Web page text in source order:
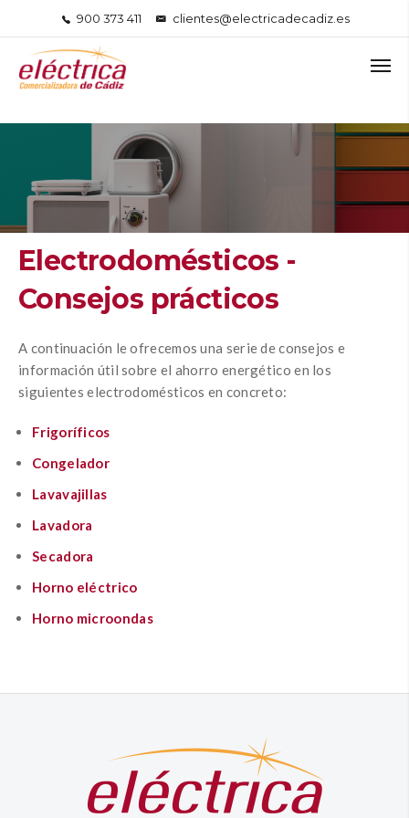
900 373 411 clientes@electricadecadiz.es
Electrodomésticos -
Consejos prácticos
A continuación le ofrecemos una serie de consejos e
información útil sobre el ahorro energético en los
siguientes electrodomésticos en concreto:
Frigoríficos
Congelador
Lavavajillas
Lavadora
Secadora
Horno eléctrico
Horno microondas